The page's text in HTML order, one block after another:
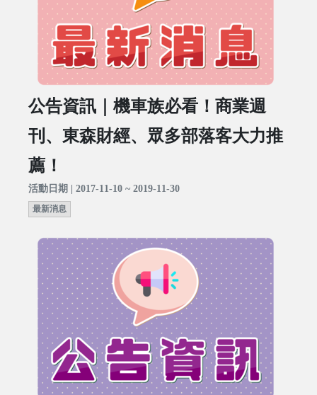
公告資訊｜機車族必看！商業週
刊、東森財經、眾多部落客大力推
薦！
活動日期 | 2017-11-10 ~ 2019-11-30
最新消息